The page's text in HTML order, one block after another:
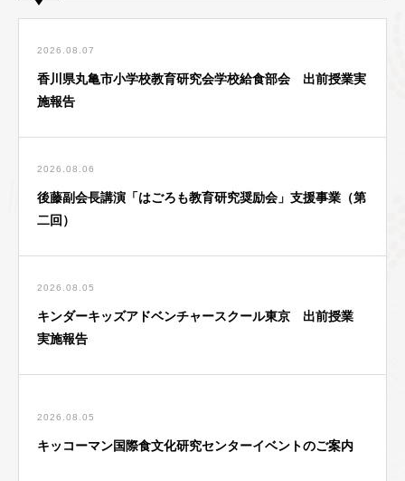
2026.08.07
香川県丸亀市小学校教育研究会学校給食部会 出前授業実
施報告
2026.08.06
後藤副会長講演「はごろも教育研究奨励会」支援事業（第
二回）
2026.08.05
キンダーキッズアドベンチャースクール東京 出前授業
実施報告
2026.08.05
キッコーマン国際食文化研究センターイベントのご案内